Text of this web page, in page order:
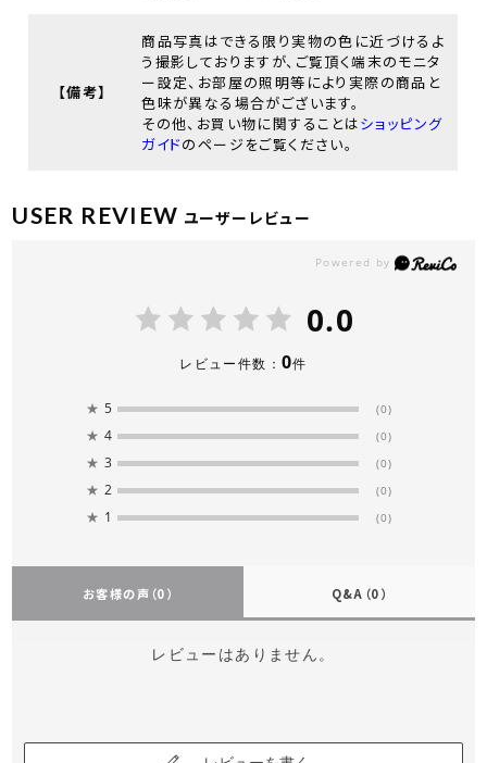
【備考】
商品写真はできる限り実物の色に近づけるよ
う撮影しておりますが、ご覧頂く端末のモニタ
ー設定、お部屋の照明等により実際の商品と
色味が異なる場合がございます。
その他、お買い物に関することはショッピング
ガイドのページをご覧ください。
USER REVIEW ユーザーレビュー
0.0
レビュー件数： 0件
★ 5 (0)
★ 4 (0)
★ 3 (0)
★ 2 (0)
★ 1 (0)
お客様の声 （0） Q&A （0）
レビューはありません。